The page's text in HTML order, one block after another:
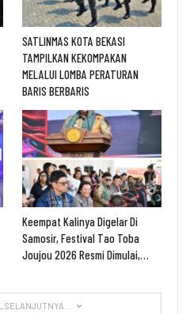
SATLINMAS KOTA BEKASI
TAMPILKAN KEKOMPAKAN
MELALUI LOMBA PERATURAN
BARIS BERBARIS
Keempat Kalinya Digelar Di
Samosir, Festival Tao Toba
Joujou 2026 Resmi Dimulai,…
SELANJUTNYA ...